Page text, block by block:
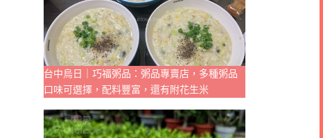
台中烏日｜巧福粥品：粥品專賣店，多種粥品
口味可選擇，配料豐富，還有附花生米